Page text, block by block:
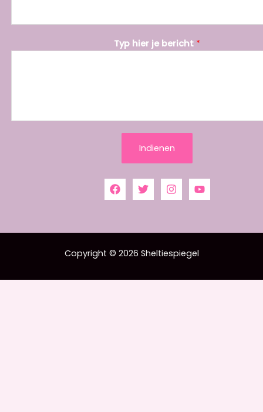
n
a
Typ hier je bericht *
Indienen
Copyright © 2026 Sheltiespiegel